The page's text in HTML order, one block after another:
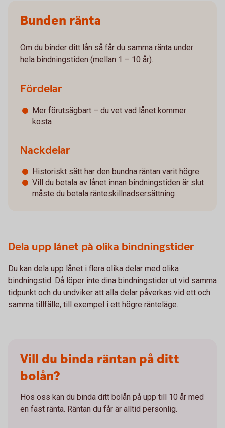
Bunden ränta
Om du binder ditt lån så får du samma ränta under
hela bindningstiden (mellan 1 – 10 år).
Fördelar
Mer förutsägbart – du vet vad lånet kommer
kosta
Nackdelar
Historiskt sätt har den bundna räntan varit högre
Vill du betala av lånet innan bindningstiden är slut
måste du betala ränteskillnadsersättning
Dela upp lånet på olika bindningstider
Du kan dela upp lånet i flera olika delar med olika
bindningstid. Då löper inte dina bindningstider ut vid samma
tidpunkt och du undviker att alla delar påverkas vid ett och
samma tillfälle, till exempel i ett högre ränteläge.
Vill du binda räntan på ditt
bolån?
Hos oss kan du binda ditt bolån på upp till 10 år med
en fast ränta. Räntan du får är alltid personlig.